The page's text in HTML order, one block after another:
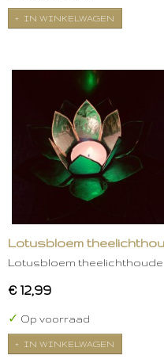
IN WINKELWAGEN
Lotusbloem
Lotusbloem
€ 12,99
✓ Op voorraad
IN WINKELWAGEN